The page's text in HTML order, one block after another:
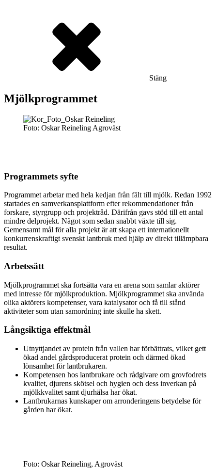
Stäng
Mjölkprogrammet
Foto: Oskar Reineling Agroväst
Programmets syfte
Programmet arbetar med hela kedjan från fält till mjölk. Redan 1992
startades en samverkansplattform efter rekommendationer från
forskare, styrgrupp och projektråd. Därifrån gavs stöd till ett antal
mindre delprojekt. Något som sedan snabbt växte till sig.
Gemensamt mål för alla projekt är att skapa ett internationellt
konkurrenskraftigt svenskt lantbruk med hjälp av direkt tillämpbara
resultat.
Arbetssätt
Mjölkprogrammet ska fortsätta vara en arena som samlar aktörer
med intresse för mjölkproduktion. Mjölkprogrammet ska använda
olika aktörers kompetenser, vara katalysator och få till stånd
aktiviteter som utan samordning inte skulle ha skett.
Långsiktiga effektmål
Utnyttjandet av protein från vallen har förbättrats, vilket gett
ökad andel gårdsproducerat protein och därmed ökad
lönsamhet för lantbrukaren.
Kompetensen hos lantbrukare och rådgivare om grovfodrets
kvalitet, djurens skötsel och hygien och dess inverkan på
mjölkkvalitet samt djurhälsa har ökat.
Lantbrukarnas kunskaper om arronderingens betydelse för
gården har ökat.
Foto: Oskar Reineling, Agroväst